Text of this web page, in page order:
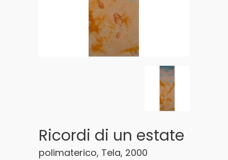
Ricordi di un estate
polimaterico, Tela, 2000